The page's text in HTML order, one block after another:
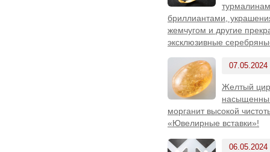
бриллиантами,
жемчугом и другие
эксклюзивные
07.05.2024
Желтый
морганит высокой
«Ювелирные вставки»!
06.05.2024